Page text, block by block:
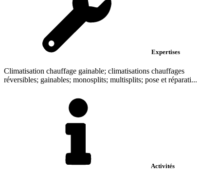
Expertises
Climatisation chauffage gainable; climatisations chauffages
réversibles; gainables; monosplits; multisplits; pose et réparati...
Activités